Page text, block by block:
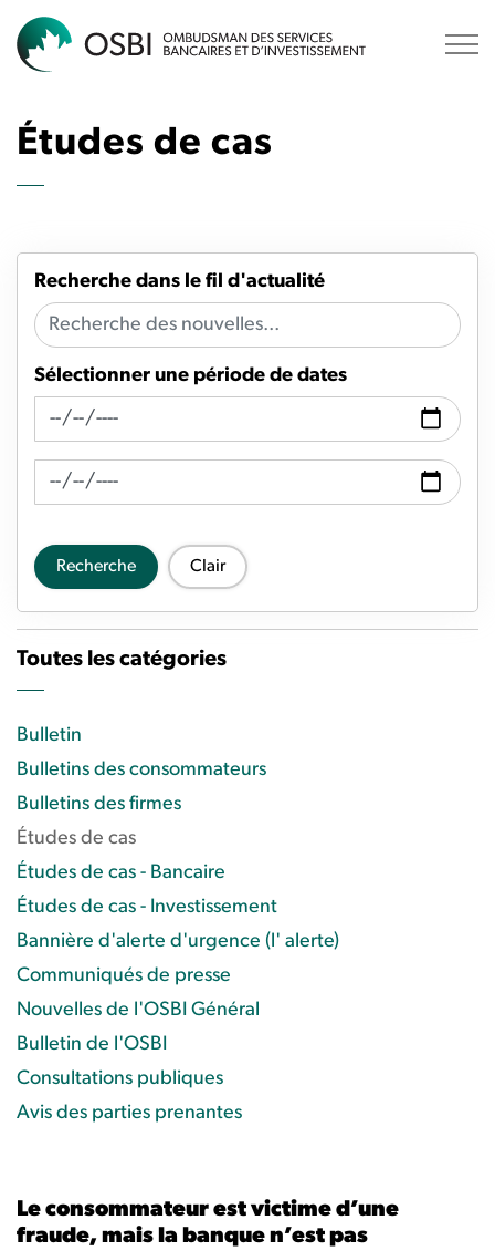
Études de cas
Le consommateur est victime d’une
fraude, mais la banque n’est pas
Recherche dans le fil d'actualité
Sélectionner une période de dates
Recherche de fil d'actualité Date de
Recherche de flux d'actualités Date à
Recherche Clair
Toutes les catégories
Bulletin
Bulletins des consommateurs
Bulletins des firmes
Études de cas
Études de cas - Bancaire
Études de cas - Investissement
Bannière d'alerte d'urgence (l' alerte)
Communiqués de presse
Nouvelles de l'OSBI Général
Bulletin de l'OSBI
Consultations publiques
Avis des parties prenantes